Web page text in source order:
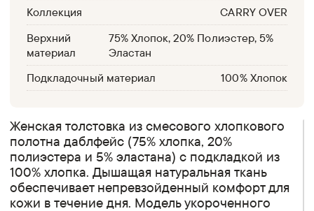
Женская толстовка из смесового хлопкового
полотна даблфейс (75% хлопка, 20%
полиэстера и 5% эластана) с подкладкой из
100% хлопка. Дышащая натуральная ткань
обеспечивает непревзойденный комфорт для
кожи в течение дня. Модель укороченного
Коллекция
CARRY OVER
Верхний
материал
75% Хлопок, 20% Полиэстер, 5%
Эластан
Подкладочный материал
100% Хлопок